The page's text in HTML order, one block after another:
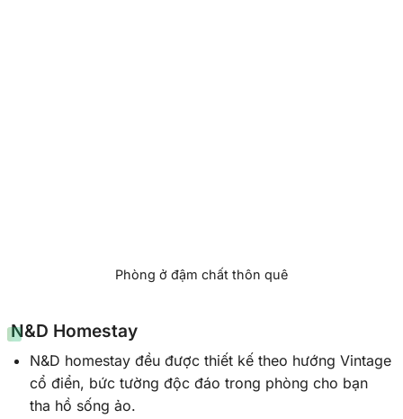
Phòng ở đậm chất thôn quê
N&D Homestay
N&D homestay đều được thiết kế theo hướng Vintage
cổ điển, bức tường độc đáo trong phòng cho bạn
tha hồ sống ảo.